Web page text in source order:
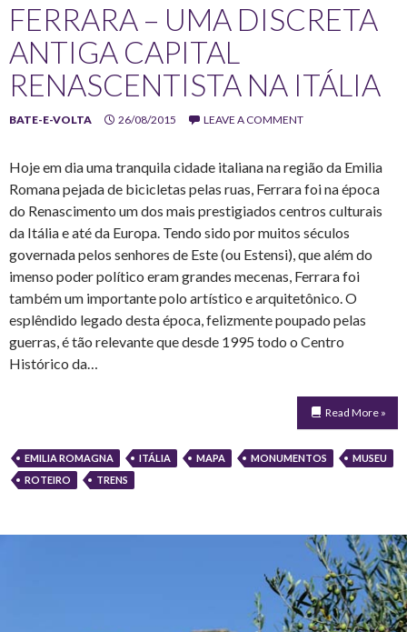
FERRARA – UMA DISCRETA
ANTIGA CAPITAL
RENASCENTISTA NA ITÁLIA
BATE-E-VOLTA 26/08/2015 LEAVE A COMMENT
Hoje em dia uma tranquila cidade italiana na região da Emilia
Romana pejada de bicicletas pelas ruas, Ferrara foi na época
do Renascimento um dos mais prestigiados centros culturais
da Itália e até da Europa. Tendo sido por muitos séculos
governada pelos senhores de Este (ou Estensi), que além do
imenso poder político eram grandes mecenas, Ferrara foi
também um importante polo artístico e arquitetônico. O
esplêndido legado desta época, felizmente poupado pelas
guerras, é tão relevante que desde 1995 todo o Centro
Histórico da…
Read More »
EMILIA ROMAGNA ITÁLIA MAPA MONUMENTOS
MUSEU
ROTEIRO
TRENS